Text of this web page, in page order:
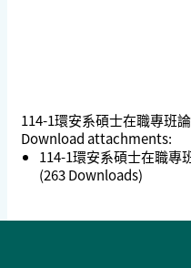
114-1環安系碩士在職專班
Download attachments:
114-1環安系碩士在職專
(263 Downloads)